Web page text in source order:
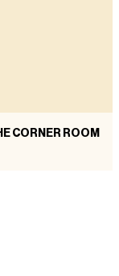
CORNER ROOM